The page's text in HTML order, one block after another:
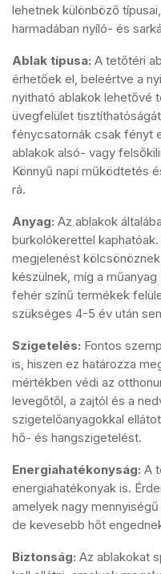
lehetnek különböző
harmadában nyíló- és
Ablak típusa: A tetőtéri
érhetőek el, beleértve a
nyitható ablakok lehetővé
üvegfelület
fénycsatornák csak fényt
ablakok alsó- vagy
Könnyű napi működtetés
rá.
Anyag: Az ablakok
burkolókerettel
megjelenést
készülnek, míg a
fehér színű termékek
szükséges 4-5 év után
Szigetelés: Fontos
is, hiszen ez határozza
mértékben védi az
levegőtől, a zajtól és a
szigetelőanyagokkal
hő- és hangszigetelést.
Energiahatékonyság: A
energiahatékonyak is.
amelyek nagy
de kevesebb hőt
Biztonság: Az ablakokat